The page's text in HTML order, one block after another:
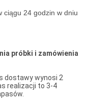
ciągu 24 godzin w dniu
próbki i zamówienia
dostawy wynosi 2
realizacji to 3-4